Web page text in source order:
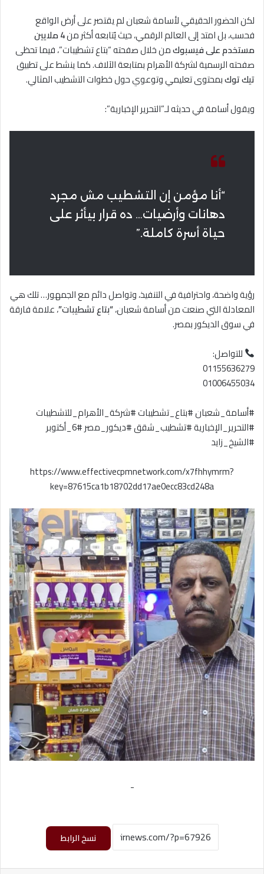
لكن الحضور الحقيقي لأسامة شعبان لم يقتصر على أرض الواقع
فحسب، بل امتد إلى العالم الرقمي، حيث يُتابعه أكثر من 4 ملايين
مستخدم على فيسبوكمن خلال صفحته “بتاع تشطيبات”، فيما تحظى
صفحته الرسمية لشركة الأهرام بمتابعة الآلاف. كما ينشط على تطبيق
تيك توكبمحتوى تعليمي وتوعوي حول خطوات التشطيب المثالي.
ويقول أسامة في حديثه لـ”التحرير الإخبارية”:
“أنا مؤمن إن التشطيب مش مجرد
دهانات وأرضيات… ده قرار بيأثر على
حياة أسرة كاملة.”
رؤية واضحة، واحترافية في التنفيذ، وتواصل دائم مع الجمهور… تلك هي
المعادلة التي صنعت من أسامة شعبان،“بتاع تشطيبات”، علامة فارقة
في سوق الديكور بمصر.
للتواصل:
01155636279
01006455034
#أسامة_شعبان #بتاع_تشطيبات #شركة_الأهرام_للتشطيبات
#التحرير_الإخبارية #تشطيب_شقق #ديكور_مصر #6_أكتوبر
#الشيخ_زايد
https://www.effectivecpmnetwork.com/x7fhhymrm?
key=87615ca1b18702dd17ae0ecc83cd248a
-
نسخ الرابط